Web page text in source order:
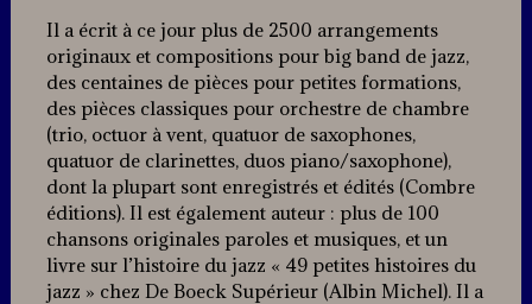
Il a écrit à ce jour plus de 2500 arrangements
originaux et compositions pour big band de jazz,
des centaines de pièces pour petites formations,
des pièces classiques pour orchestre de chambre
(trio, octuor à vent, quatuor de saxophones,
quatuor de clarinettes, duos piano/saxophone),
dont la plupart sont enregistrés et édités (Combre
éditions). Il est également auteur : plus de 100
chansons originales paroles et musiques, et un
livre sur l’histoire du jazz « 49 petites histoires du
jazz » chez De Boeck Supérieur (Albin Michel). Il a